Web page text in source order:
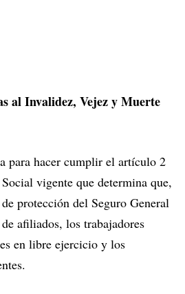
al Invalidez, Vejez y Muerte
para hacer cumplir el artículo 2
vigente que determina que,
protección del Seguro General
afiliados, los trabajadores
en libre ejercicio y los